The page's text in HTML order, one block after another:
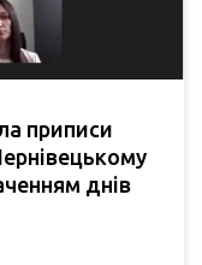
приписи
днів